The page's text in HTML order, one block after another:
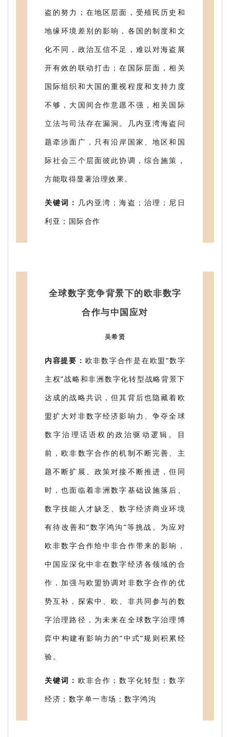
盗的努力；在地区层面，受殖民历史和
地缘环境差别的影响，各国的制度和文
化不同，政治互信不足，难以对海盗展
开有效的联动打击；在国际层面，相关
国际组织和大国的重视程度和支持力度
不够，大国间合作意愿不强，相关国际
立法与司法存在漏洞。几内亚湾海盗问
题牵涉面广，只有沿岸国家、地区和国
际社会三个层面彼此协调，综合施策，
方能取得显著治理效果。
关键词： 几内亚湾；海盗；治理；尼日
利亚；国际合作
全球数字竞争背景下的欧非数字
合作与中国应对
吴希贤
内容提要： 欧非数字合作是在欧盟“数字
主权”战略和非洲数字化转型战略背景下
达成的战略共识，但其背后也隐藏着欧
盟扩大对非数字经济影响力、争夺全球
数字治理话语权的政治驱动逻辑。目
前，欧非数字合作的机制不断完善、主
题不断扩展、政策对接不断推进，但同
时，也面临着非洲数字基础设施落后、
数字技能人才缺乏、数字经济商业环境
有待改善和“数字鸿沟”等挑战。为应对
欧非数字合作给中非合作带来的影响，
中国应深化中非在数字经济各领域的合
作，加强与欧盟协调对非数字合作的优
势互补，探索中、欧、非共同参与的数
字治理路径，为未来在全球数字治理博
弈中构建有影响力的“中式”规则积累经
验。
关键词： 欧非合作；数字化转型；数字
经济；数字单一市场；数字鸿沟